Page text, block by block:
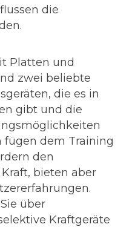
die
Platten und
zwei beliebte
die es in
gibt und die
fügen dem Training
den
bieten aber
über
Kraftgeräte